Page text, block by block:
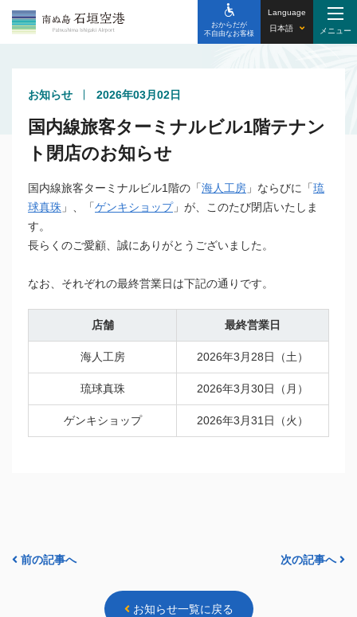
おからだが
不自由なお客様
Language
日本語
お知らせ 2026年03月02日
国内線旅客ターミナルビル1階テナン
ト閉店のお知らせ
国内線旅客ターミナルビル1階の「海人工房 」ならびに「琉
球真珠 」、「ゲンキショップ」が、このたび閉店いたしま
す。
長らくのご愛顧、誠にありがとうございました。
なお、それぞれの最終営業日は下記の通りです。
店舗 最終営業日
海人工房 2026年3月28日（土）
琉球真珠 2026年3月30日（月）
ゲンキショップ 2026年3月31日（火）
前の記事へ 次の記事へ
お知らせ一覧に戻る